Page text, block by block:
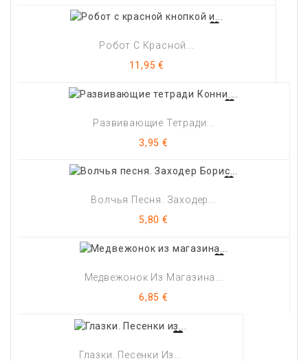
Робот С Красной...
Цена
11,95 €
Развивающие Тетради...
Цена
3,95 €
Волчья Песня. Заходер...
Цена
5,80 €
Медвежонок Из Магазина...
Цена
6,85 €
Глазки. Песенки Из...